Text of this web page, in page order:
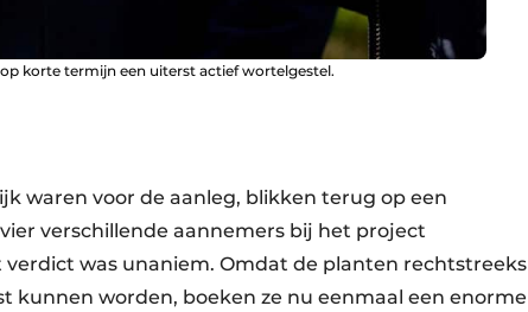
korte termijn een uiterst actief wortelgestel.
waren voor de aanleg, blikken terug op een
verschillende aannemers bij het project
verdict was unaniem. Omdat de planten rechtstreeks
kunnen worden, boeken ze nu eenmaal een enorme